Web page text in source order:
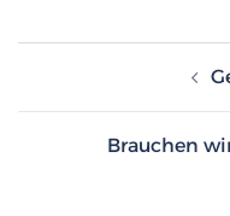
Brauchen